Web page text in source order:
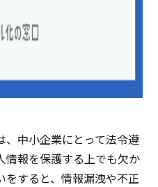
PCブラウザスマートフォ
、中小企業にとって法令遵
情報を保護する上でも欠か
をすると、情報漏洩や不正